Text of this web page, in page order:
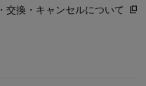
交換・キャンセルについて